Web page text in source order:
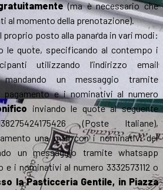
(ma è necessario che
al momento della prenotazione).
proprio posto alla panarda in vari modi:
le quote, specificando al contempo i
utilizzando l’indirizzo email
mandando un messaggio tramite
pagamento e i nominativi al numero
inviando le quote al seguente
(Poste Italiane),
una mail con i nominativi dei
un messaggio tramite whatsapp
e i nominativi al numero 3332573112 o
la Pasticceria Gentile, in Piazza